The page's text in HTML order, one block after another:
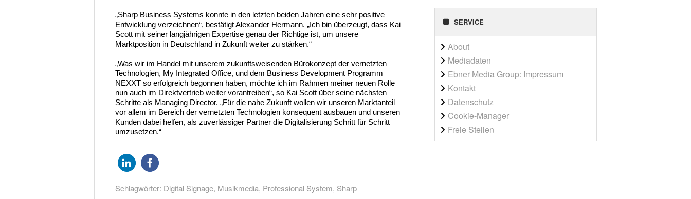
„Sharp Business Systems konnte in den letzten beiden Jahren eine sehr positive
Entwicklung verzeichnen“, bestätigt Alexander Hermann. „Ich bin überzeugt, dass Kai
Scott mit seiner langjährigen Expertise genau der Richtige ist, um unsere
Marktposition in Deutschland in Zukunft weiter zu stärken.“
„Was wir im Handel mit unserem zukunftsweisenden Bürokonzept der vernetzten
Technologien, My Integrated Office, und dem Business Development Programm
NEXXT so erfolgreich begonnen haben, möchte ich im Rahmen meiner neuen Rolle
nun auch im Direktvertrieb weiter vorantreiben“, so Kai Scott über seine nächsten
Schritte als Managing Director. „Für die nahe Zukunft wollen wir unseren Marktanteil
vor allem im Bereich der vernetzten Technologien konsequent ausbauen und unseren
Kunden dabei helfen, als zuverlässiger Partner die Digitalisierung Schritt für Schritt
umzusetzen.“
Schlagwörter: Digital Signage, Musikmedia, Professional System, Sharp
SERVICE
About
Mediadaten
Ebner Media Group: Impressum
Kontakt
Datenschutz
Cookie-Manager
Freie Stellen